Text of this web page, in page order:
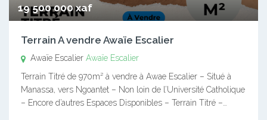
19 500 000 xaf
Terrain A vendre Awaïe Escalier
Awaïe Escalier Awaïe Escalier
Terrain Titré de 970m² à vendre à Awae Escalier – Situé à
Manassa, vers Ngoantet – Non loin de l’Université Catholique
– Encore d’autres Espaces Disponibles – Terrain Titré –…